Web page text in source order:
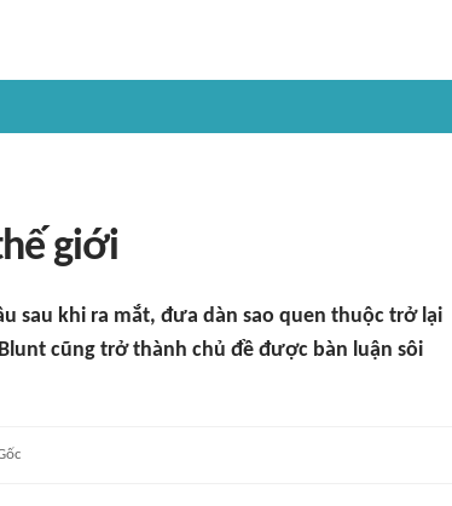
giới
sau khi ra mắt, đưa dàn sao quen thuộc trở lại
cũng trở thành chủ đề được bàn luận sôi